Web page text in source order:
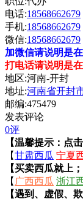
电话:18568662679
手机:18568662679
微信:18568662679
加微信请说明是
打电话请说明是
地区:河南-开封
地址:河南省开封
邮编:475479
发表评论
0评
【温馨提示：点
【甘肃西瓜 宁夏
【买卖西瓜就上
【 广西西瓜 浙江
【遇到、虚假、